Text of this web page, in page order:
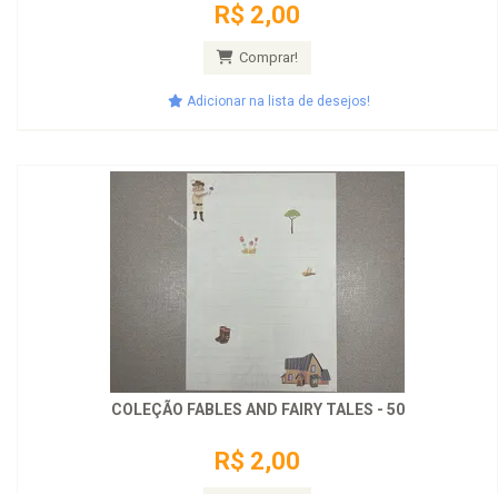
R$ 2,00
Comprar!
Adicionar na lista de desejos!
COLEÇÃO FABLES AND FAIRY TALES - 50
R$ 2,00